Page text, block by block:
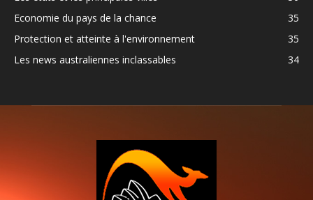
Economie du pays de la chance
35
Protection et atteinte à l'environnement
35
Les news australiennes inclassables
34